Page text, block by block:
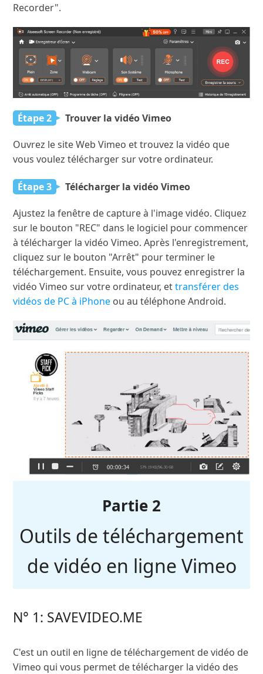
Recorder".
Étape 2 Trouver la vidéo Vimeo
Ouvrez le site Web Vimeo et trouvez la vidéo que
vous voulez télécharger sur votre ordinateur.
Étape 3 Télécharger la vidéo Vimeo
Ajustez la fenêtre de capture à l'image vidéo. Cliquez
sur le bouton "REC" dans le logiciel pour commencer
à télécharger la vidéo Vimeo. Après l'enregistrement,
cliquez sur le bouton "Arrêt" pour terminer le
téléchargement. Ensuite, vous pouvez enregistrer la
vidéo Vimeo sur votre ordinateur, ettransférer des
vidéos de PC à iPhone ou au téléphone Android.
Partie 2
Outils de téléchargement
de vidéo en ligne Vimeo
N° 1: SAVEVIDEO.ME
C'est un outil en ligne de téléchargement de vidéo de
Vimeo qui vous permet de télécharger la vidéo des